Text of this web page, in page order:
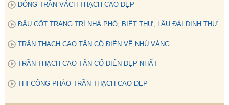
ĐÓNG TRẦN VÁCH THẠCH CAO ĐẸP
ĐẤU CỘT TRANG TRÍ NHÀ PHỐ, BIỆT THỰ, LÂU ĐÀI DINH THỰ
TRẦN THẠCH CAO TÂN CỔ ĐIỂN VẼ NHỦ VÀNG
TRẦN THẠCH CAO TÂN CỔ ĐIỂN ĐẸP NHẤT
THI CÔNG PHÀO TRẦN THẠCH CAO ĐẸP